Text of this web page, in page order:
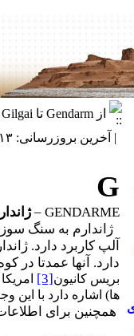
از Gendarm تا Gilgai
| آخرین بروزرسانی: ۱۳۹۶/۸/۱۳ |
G
GENDARME
–
ژاندارم به سنگ
آلپ کاربرد دارد.
دارد. آنها عمدتا در
بریس کانیون[3]
ها) اشاره دارد با این
همچنین برای